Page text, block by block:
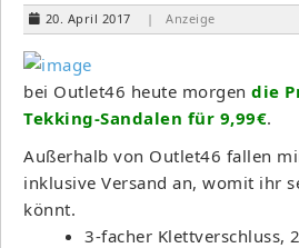
20. April 2017 | Anzeige
bei Outlet46 heute morgen die
Tekking-Sandalen für 9,99€.
Außerhalb von Outlet46 fallen
inklusive Versand an, womit ihr
könnt.
3-facher Klettverschluss,